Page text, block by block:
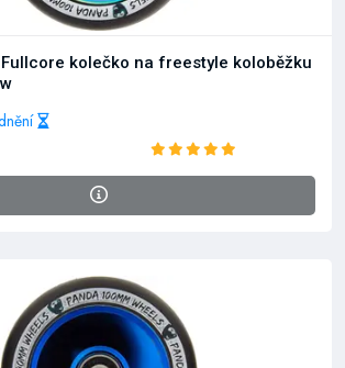
kolečko na freestyle koloběžku